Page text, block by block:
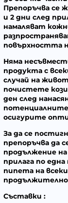
Препоръчва се
и 2 дни след
намаляват
повърхността
Няма
продукта с
случай на
почистете
ден след
осигурите
За да се
препоръчва да
продължение
прилага по
пипета на
продължително
Съставки :